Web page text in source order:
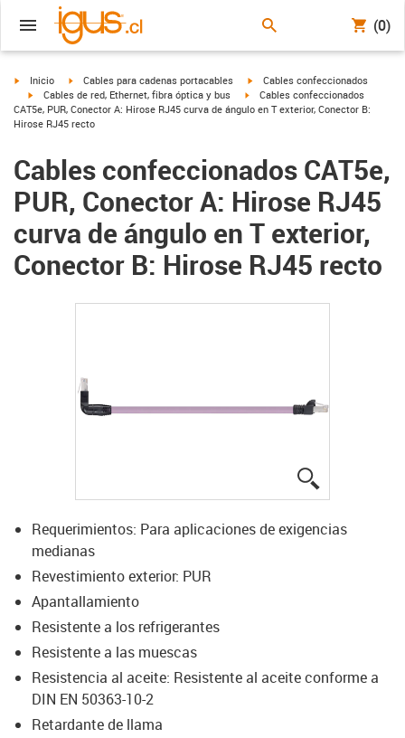
(0)
igus-icon-arrow-right
Inicio igus-icon-arrow-right
Cables para cadenas portacables igus-icon-arrow-right
Cables confeccionados
igus-icon-arrow-right
Cables de red, Ethernet, fibra óptica y bus igus-icon-arrow-right
Cables confeccionados
CAT5e, PUR, Conector A: Hirose RJ45 curva de ángulo en T exterior, Conector B:
Hirose RJ45 recto
Cables confeccionados CAT5e,
PUR, Conector A: Hirose RJ45
curva de ángulo en T exterior,
Conector B: Hirose RJ45 recto
Requerimientos: Para aplicaciones de exigencias
medianas
Revestimiento exterior: PUR
Apantallamiento
Resistente a los refrigerantes
Resistente a las muescas
Resistencia al aceite: Resistente al aceite conforme a
DIN EN 50363-10-2
Retardante de llama